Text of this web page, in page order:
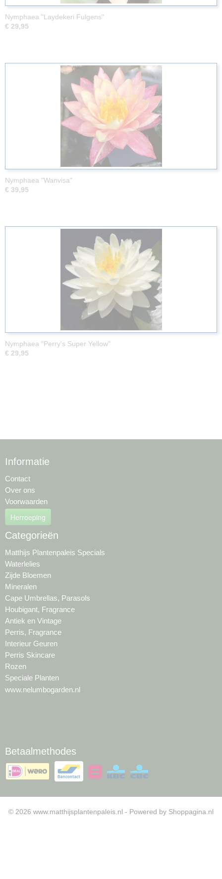
Nymphaea "Laydekeri Fulgens"
€ 29,95
Nymphaea "Wanvisa"
€ 39,95
Nymphaea "Perry's Super Yellow"
€ 29,95
Informatie
Contact
Over ons
Voorwaarden
Herroeping
Categorieën
Matthijs Plantenpaleis Specials
Waterlelies
Zijde Bloemen
Mineralen
Cape Umbrellas, Parasols
Houbigant, Fragrance
Antiek en Vintage
Perris, Fragrance
Interieur Geuren
Perris Skincare
Rozen
Speciale Planten
www.nelumbogarden.nl
Betaalmethodes
© 2026 www.matthijsplantenpaleis.nl - Powered by Shoppagina.nl